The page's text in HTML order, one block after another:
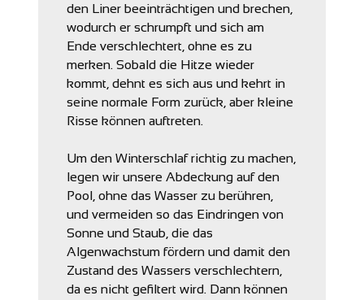
den Liner beeinträchtigen und brechen,
wodurch er schrumpft und sich am
Ende verschlechtert, ohne es zu
merken. Sobald die Hitze wieder
kommt, dehnt es sich aus und kehrt in
seine normale Form zurück, aber kleine
Risse können auftreten.
Um den Winterschlaf richtig zu machen,
legen wir unsere Abdeckung auf den
Pool, ohne das Wasser zu berühren,
und vermeiden so das Eindringen von
Sonne und Staub, die das
Algenwachstum fördern und damit den
Zustand des Wassers verschlechtern,
da es nicht gefiltert wird. Dann können